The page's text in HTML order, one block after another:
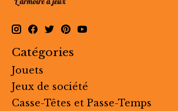
Catégories
Jouets
Jeux de société
Casse-Têtes et Passe-Temps